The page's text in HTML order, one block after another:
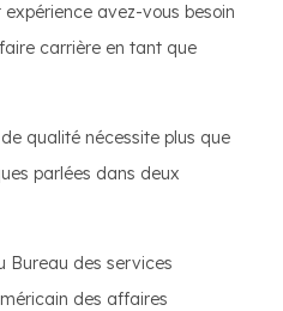
avez-vous besoin
carrière en tant que
qualité nécessite plus que
parlées dans deux
Bureau des services
des affaires